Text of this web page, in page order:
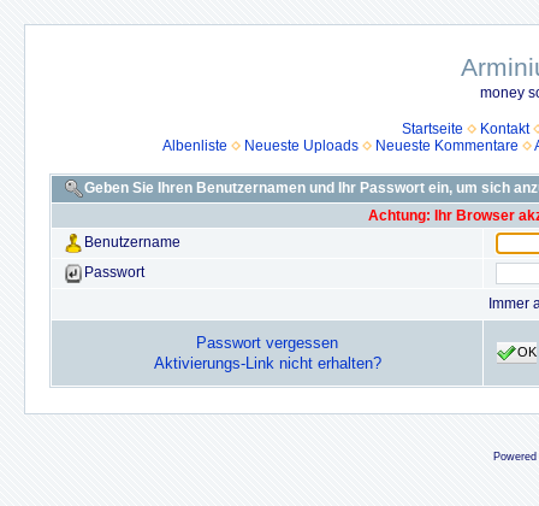
money
Startseite
Kontakt
Albenliste
Neueste Uploads Neueste Kommentare
Geben Sie Ihren Benutzernamen und Ihr Passwort ein, um sich
Achtung: Ihr Browser
Benutzername
Passwort
Immer
Passwort vergessen
Aktivierungs-Link nicht erhalten?
OK